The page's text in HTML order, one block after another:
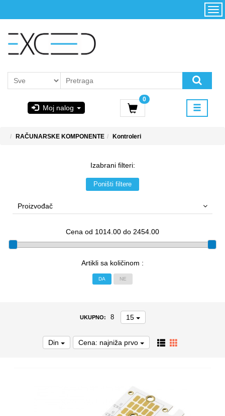
Moj nalog
0
Početna
korišćenja i
RAČUNARSKE KOMPONENTE Kontroleri
Izabrani filteri:
Poništi filtere
Proizvođač
Cena od 1014.00 do 2454.00
Artikli sa količinom :
DA NE
UKUPNO: 8 15
Din Cena: najniža prvo